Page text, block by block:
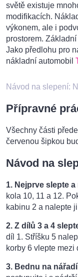
světě existuje
modifikacích.
výkonem, ale i
prostorem.
Jako předlohu pro
nákladní automobil
Návod na slepení:
Přípravné
Všechny části
červenou šipkou
Návod na
1. Nejprve slepte
kola 10, 11 a 12.
kabinu 2 a nalepte
2. Z dílů 3 a 4
díl 1. Stříšku 5
korby 6 vlepte mezi
3. Bednu na